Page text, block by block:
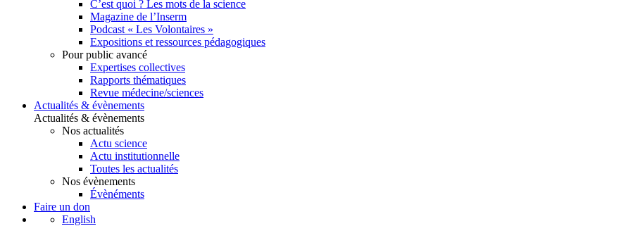
C’est quoi ? Les mots de la science
Magazine de l’Inserm
Podcast « Les Volontaires »
Expositions et ressources pédagogiques
Pour public avancé
Expertises collectives
Rapports thématiques
Revue médecine/sciences
Actualités & évènements
Actualités & évènements
Nos actualités
Actu science
Actu institutionnelle
Toutes les actualités
Nos évènements
Évènéments
Faire un don
English